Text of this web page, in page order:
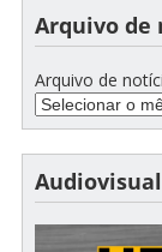
Arquivo de
Arquivo de
Audiovisual